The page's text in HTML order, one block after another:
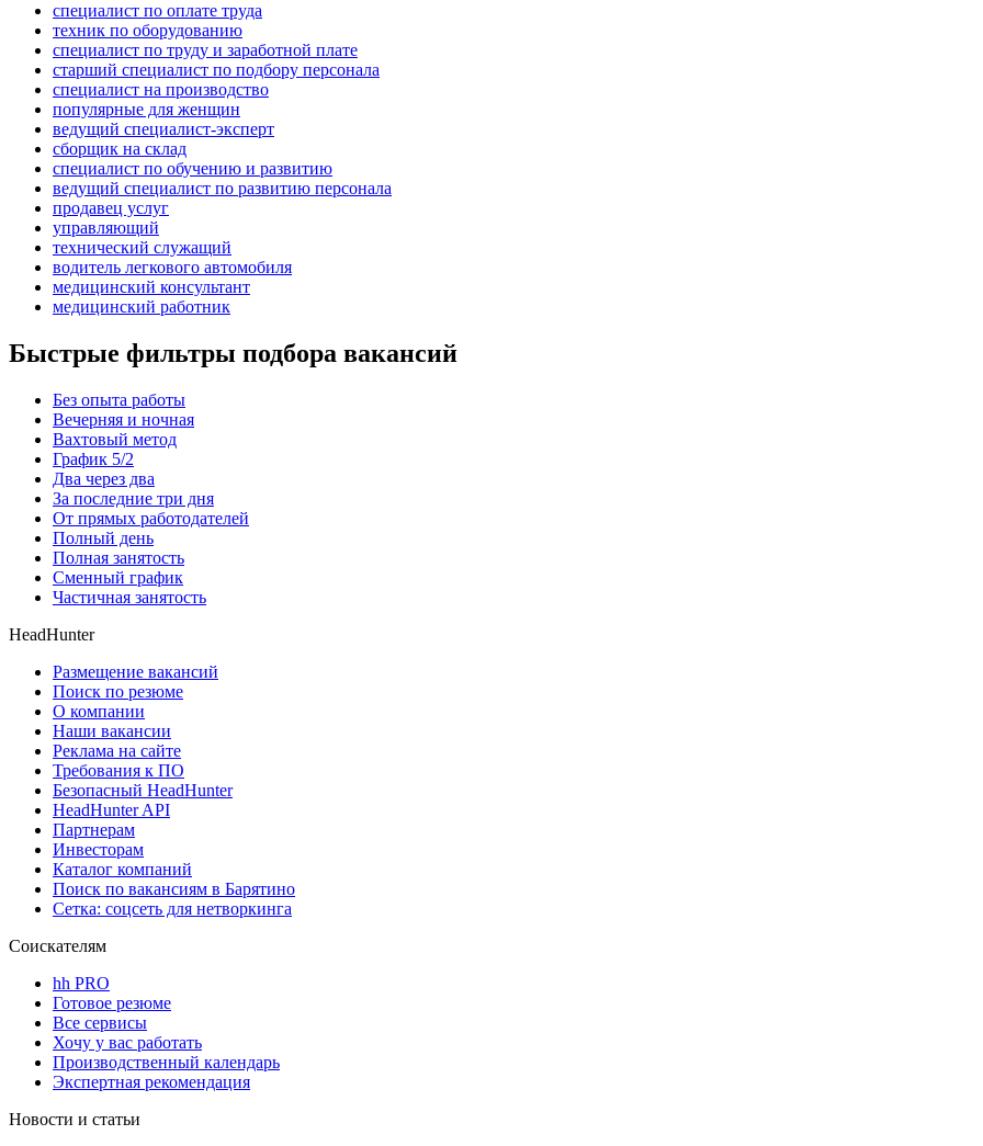
специалист по оплате труда
техник по оборудованию
специалист по труду и заработной плате
старший специалист по подбору персонала
специалист на производство
популярные для женщин
ведущий специалист-эксперт
сборщик на склад
специалист по обучению и развитию
ведущий специалист по развитию персонала
продавец услуг
управляющий
технический служащий
водитель легкового автомобиля
медицинский консультант
медицинский работник
Быстрые фильтры подбора вакансий
Без опыта работы
Вечерняя и ночная
Вахтовый метод
График 5/2
Два через два
За последние три дня
От прямых работодателей
Полный день
Полная занятость
Сменный график
Частичная занятость
HeadHunter
Размещение вакансий
Поиск по резюме
О компании
Наши вакансии
Реклама на сайте
Требования к ПО
Безопасный HeadHunter
HeadHunter API
Партнерам
Инвесторам
Каталог компаний
Поиск по вакансиям в Барятино
Сетка: соцсеть для нетворкинга
Соискателям
hh PRO
Готовое резюме
Все сервисы
Хочу у вас работать
Производственный календарь
Экспертная рекомендация
Новости и статьи